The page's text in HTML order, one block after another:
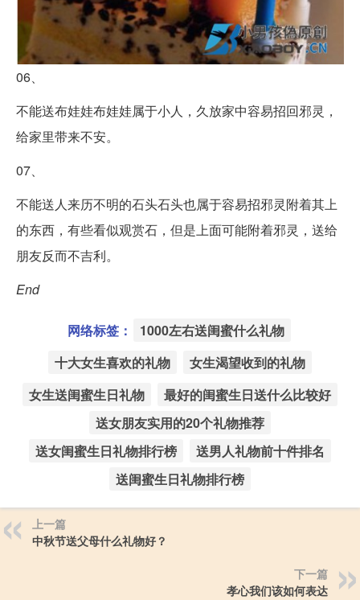
06、
不能送布娃娃布娃娃属于小人，久放家中容易招回邪灵，
给家里带来不安。
07、
不能送人来历不明的石头石头也属于容易招邪灵附着其上
的东西，有些看似观赏石，但是上面可能附着邪灵，送给
朋友反而不吉利。
End
网络标签：
1000左右送闺蜜什么礼物
十大女生喜欢的礼物
女生渴望收到的礼物
女生送闺蜜生日礼物
最好的闺蜜生日送什么比较好
送女朋友实用的20个礼物推荐
送女闺蜜生日礼物排行榜
送男人礼物前十件排名
送闺蜜生日礼物排行榜
上一篇
中秋节送父母什么礼物好？
下一篇
孝心我们该如何表达